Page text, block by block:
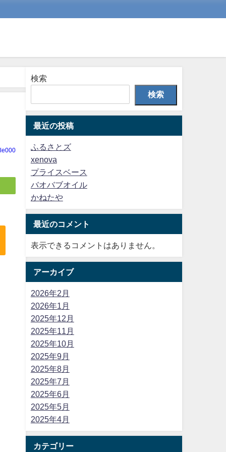
検索
検索
最近の投稿
ふるさとズ
xenova
プライスベース
バオバブオイル
かねたや
最近のコメント
表示できるコメントはありません。
アーカイブ
2026年2月
2026年1月
2025年12月
2025年11月
2025年10月
2025年9月
2025年8月
2025年7月
2025年6月
2025年5月
2025年4月
カテゴリー